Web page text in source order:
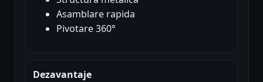
Asamblare rapida
Pivotare 360°
Dezavantaje